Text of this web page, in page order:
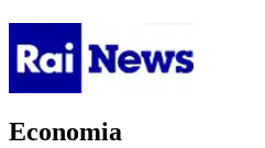
Economia